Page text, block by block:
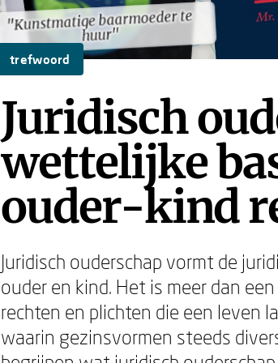
"Kunstmatige baarmoeder te
huur"
"Kunstmatige baarmoeder te
huur"
trefwoord
Juridisch
wettelijke
ouder-kind
Juridisch ouderschap vormt de
ouder en kind. Het is meer dan
rechten en plichten die een leven
waarin gezinsvormen steeds